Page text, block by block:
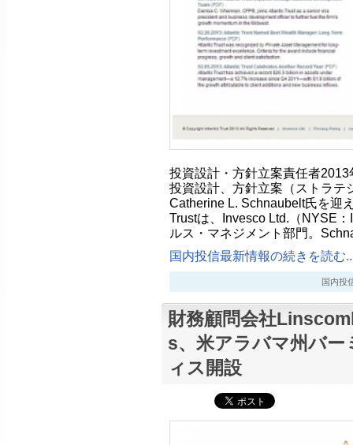
投資設計・方針立案責任者
投資設計、方針立案（ストラテ
Catherine L. Schnaubelt氏を迎
Trustは、Invesco Ltd.（NYSE
ルス・マネジメント部門。
国内投信最新情報の続きを読む
国内投
財務顧問会社
s、米アラバマ州バー
ィス開設